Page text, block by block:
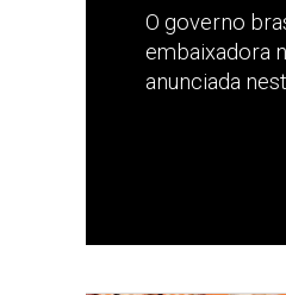
O governo
embaixadora
anunciada